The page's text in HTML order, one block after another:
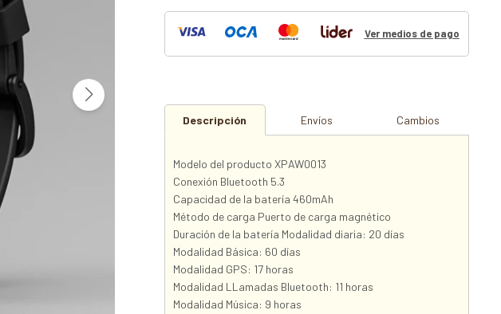
Ver medios de pago
Descripción Envíos Cambios
Modelo del producto XPAW0013
Conexión Bluetooth 5.3
Capacidad de la batería 460mAh
Método de carga Puerto de carga magnético
Duración de la batería Modalidad diaria: 20 días
Modalidad Básica: 60 días
Modalidad GPS: 17 horas
Modalidad LLamadas Bluetooth: 11 horas
Modalidad Música: 9 horas